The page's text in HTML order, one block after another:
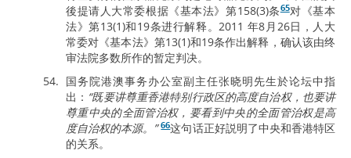
後提请人大常委根据《基本法》第158(3)条65对《基本
法》第13(1)和19条进行解释。2011 年8月26日，人大
常委对《基本法》第13(1)和19条作出解释，确认该由终
审法院多数所作的暂定判决。
国务院港澳事务办公室副主任张晓明先生於论坛中指
出： “既要讲尊重香港特别行政区的高度自治权，也要讲
尊重中央的全面管治权，要看到中央的全面管治权是高
度自治权的本源。”66这句话正好説明了中央和香港特区
的关系。